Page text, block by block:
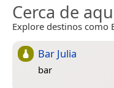
Cerca de
Explore destinos como
Bar Julia
bar